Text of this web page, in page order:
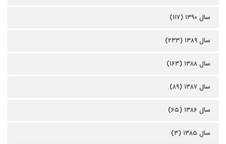
سال ۱۳۹۰ (۱۱۷)
سال ۱۳۸۹ (۲۳۳)
سال ۱۳۸۸ (۱۶۳)
سال ۱۳۸۷ (۸۹)
سال ۱۳۸۶ (۶۵)
سال ۱۳۸۵ (۳)